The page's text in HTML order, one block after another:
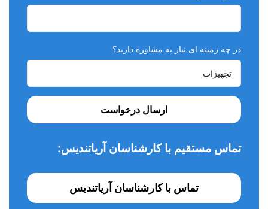
در چه زمینه ای نیاز به مشاوره دارید؟
ارسال درخواست
تماس مستقیم با کارشناسان آریاتندیس:
تماس با کارشناسان آریاتندیس